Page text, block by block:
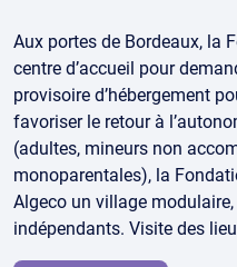
Aux portes de Bordeaux, la
centre d’accueil pour
provisoire d’hébergement
favoriser le retour à
(adultes, mineurs non
monoparentales), la
Algeco un village
indépendants. Visite des